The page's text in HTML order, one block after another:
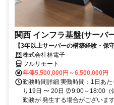
関西 インフラ基盤(サーバ
【3年以上サーバーの構築経験・保
株式会社林電子
フルリモート
年俸5,500,000円～6,500,000円
勤務時間詳細 実働時間：1日あ
り19日 〜 20日 ⏰9:00～18:00
勤務が 発生する場合がございます